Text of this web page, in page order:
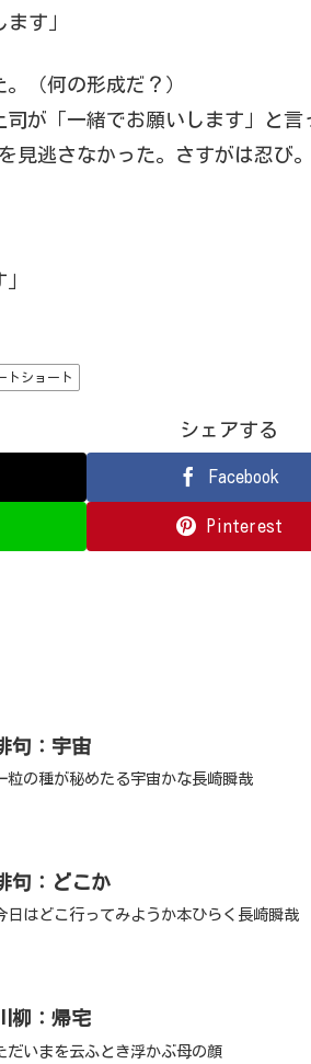
す」
（何の形成だ？）
司が「一緒でお願いします」と
見逃さなかった。さすがは忍び。
トショート
シェアする
Facebook
Pinterest
句：宇宙
粒の種が秘めたる宇宙かな長崎瞬哉
句：どこか
日はどこ行ってみようか本ひらく長崎瞬哉
柳：帰宅
だいまを云ふとき浮かぶ母の顔